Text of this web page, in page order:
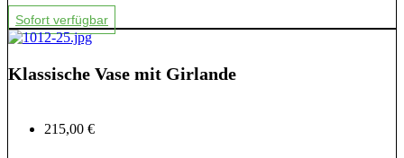
Sofort verfügbar
Klassische Vase mit Girlande
215,00 €